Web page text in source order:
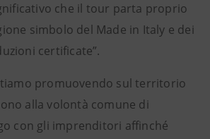
che il tour parta proprio
simbolo del Made in Italy e dei
certificate”.
promuovendo sul territorio
alla volontà comune di
con gli imprenditori affinché